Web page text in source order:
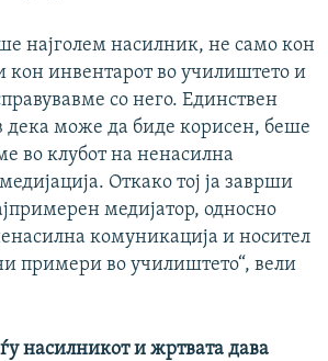
најголем насилник, не само кон
кон инвентарот во училиштето и
со него. Единствен
дека може да биде корисен, беше
во клубот на ненасилна
Откако тој ја заврши
медијатор, односно
комуникација и носител
примери во училиштето“, вели
насилникот и жртвата дава